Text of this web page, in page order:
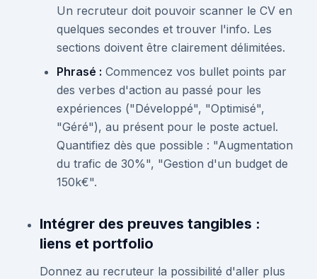
Un recruteur doit pouvoir scanner le CV en
quelques secondes et trouver l'info. Les
sections doivent être clairement délimitées.
Phrasé : Commencez vos bullet points par
des verbes d'action au passé pour les
expériences ("Développé", "Optimisé",
"Géré"), au présent pour le poste actuel.
Quantifiez dès que possible : "Augmentation
du trafic de 30%", "Gestion d'un budget de
150k€".
Intégrer des preuves tangibles :
liens et portfolio
Donnez au recruteur la possibilité d'aller plus